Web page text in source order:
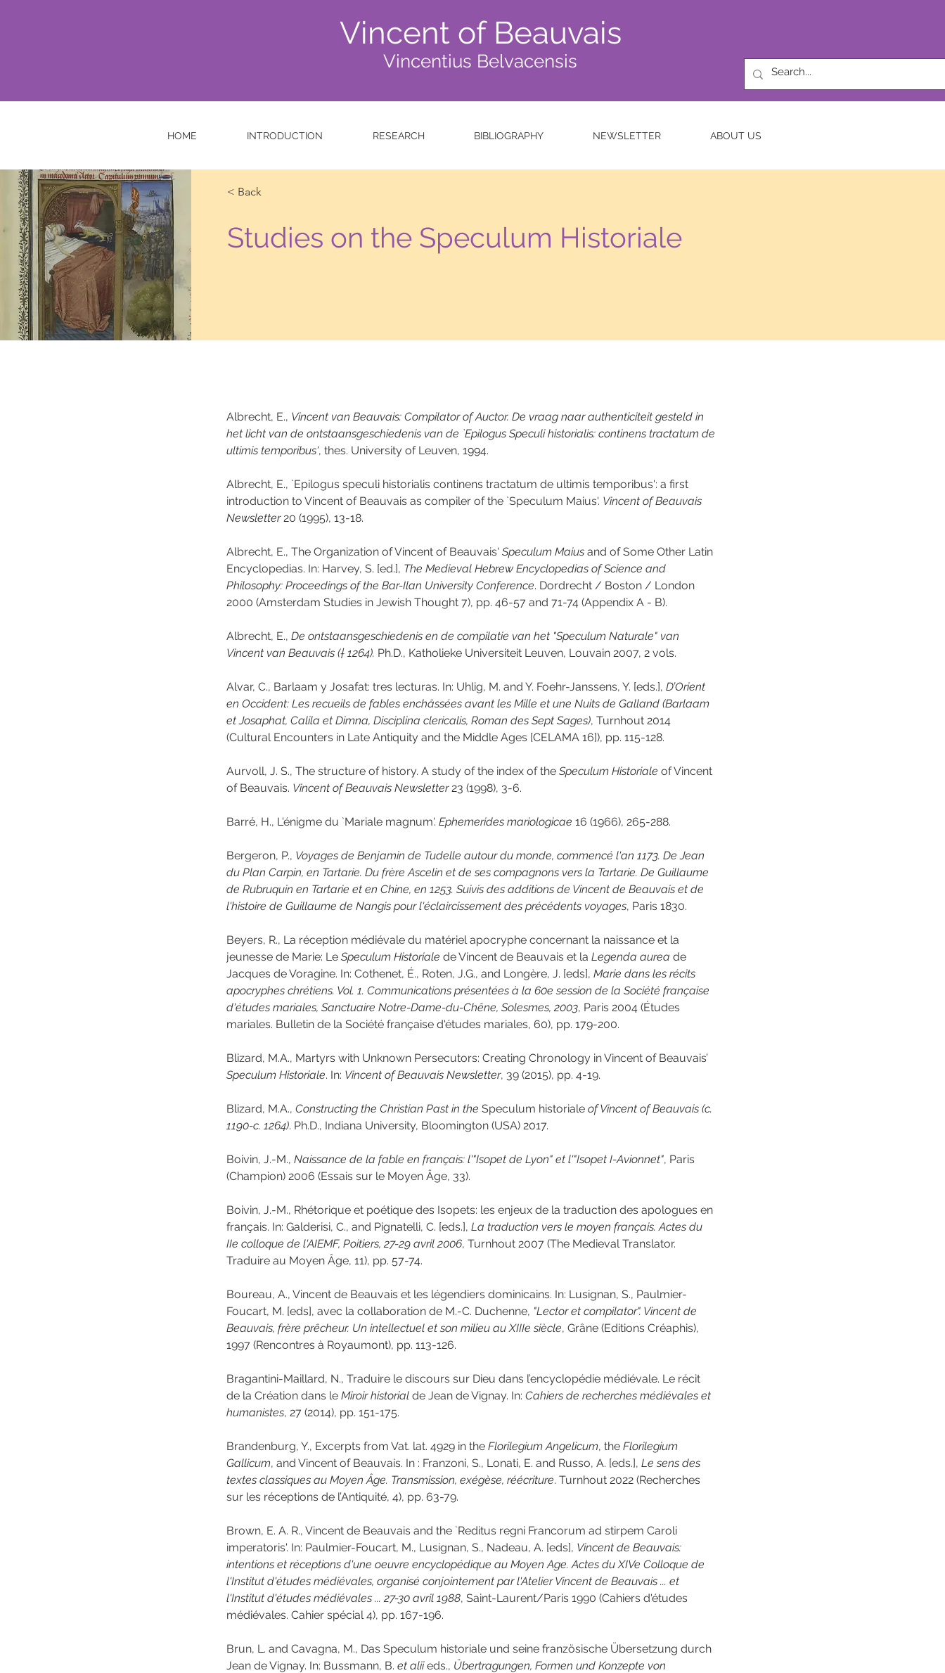
Vincent of Beauvais
Vincentius Belvacensis
HOME INTRODUCTION RESEARCH BIBLIOGRAPHY NEWSLETTER ABOUT US
< Back
Studies on the Speculum Historiale
Albrecht, E., Vincent van Beauvais: Compilator of Auctor. De vraag naar authenticiteit gesteld in
het licht van de ontstaansgeschiedenis van de `Epilogus Speculi historialis: continens tractatum de
ultimis temporibus', thes. University of Leuven, 1994.
Albrecht, E., `Epilogus speculi historialis continens tractatum de ultimis temporibus': a first
introduction to Vincent of Beauvais as compiler of the `Speculum Maius'. Vincent of Beauvais
Newsletter 20 (1995), 13-18.
Albrecht, E., The Organization of Vincent of Beauvais' Speculum Maius and of Some Other Latin
Encyclopedias. In: Harvey, S. [ed.], The Medieval Hebrew Encyclopedias of Science and
Philosophy: Proceedings of the Bar-Ilan University Conference. Dordrecht / Boston / London
2000 (Amsterdam Studies in Jewish Thought 7), pp. 46-57 and 71-74 (Appendix A - B).
Albrecht, E., De ontstaansgeschiedenis en de compilatie van het "Speculum Naturale" van
Vincent van Beauvais († 1264). Ph.D., Katholieke Universiteit Leuven, Louvain 2007, 2 vols.
Alvar, C., Barlaam y Josafat: tres lecturas. In: Uhlig, M. and Y. Foehr-Janssens, Y. [eds.], D’Orient
en Occident: Les recueils de fables enchâssées avant les Mille et une Nuits de Galland (Barlaam
et Josaphat, Calila et Dimna, Disciplina clericalis, Roman des Sept Sages), Turnhout 2014
(Cultural Encounters in Late Antiquity and the Middle Ages [CELAMA 16]), pp. 115-128.
Aurvoll, J. S., The structure of history. A study of the index of the Speculum Historiale of Vincent
of Beauvais. Vincent of Beauvais Newsletter 23 (1998), 3-6.
Barré, H., L'énigme du `Mariale magnum'. Ephemerides mariologicae 16 (1966), 265-288.
Bergeron, P., Voyages de Benjamin de Tudelle autour du monde, commencé l'an 1173. De Jean
du Plan Carpin, en Tartarie. Du frère Ascelin et de ses compagnons vers la Tartarie. De Guillaume
de Rubruquin en Tartarie et en Chine, en 1253. Suivis des additions de Vincent de Beauvais et de
l'histoire de Guillaume de Nangis pour l'éclaircissement des précédents voyages, Paris 1830.
Beyers, R., La réception médiévale du matériel apocryphe concernant la naissance et la
jeunesse de Marie: Le Speculum Historiale de Vincent de Beauvais et la Legenda aurea de
Jacques de Voragine. In: Cothenet, É., Roten, J.G., and Longère, J. [eds], Marie dans les récits
apocryphes chrétiens. Vol. 1. Communications présentées à la 60e session de la Société française
d'études mariales, Sanctuaire Notre-Dame-du-Chêne, Solesmes, 2003, Paris 2004 (Études
mariales. Bulletin de la Société française d'études mariales, 60), pp. 179-200.
Blizard, M.A., Martyrs with Unknown Persecutors: Creating Chronology in Vincent of Beauvais’
Speculum Historiale. In: Vincent of Beauvais Newsletter, 39 (2015), pp. 4-19.
Blizard, M.A., Constructing the Christian Past in the Speculum historiale of Vincent of Beauvais (c.
1190-c. 1264). Ph.D., Indiana University, Bloomington (USA) 2017.
Boivin, J.-M., Naissance de la fable en français: l'"Isopet de Lyon" et l'"Isopet I-Avionnet", Paris
(Champion) 2006 (Essais sur le Moyen Âge, 33).
Boivin, J.-M., Rhétorique et poétique des Isopets: les enjeux de la traduction des apologues en
français. In: Galderisi, C., and Pignatelli, C. [eds.], La traduction vers le moyen français. Actes du
IIe colloque de l'AIEMF, Poitiers, 27-29 avril 2006, Turnhout 2007 (The Medieval Translator.
Traduire au Moyen Âge, 11), pp. 57-74.
Boureau, A., Vincent de Beauvais et les légendiers dominicains. In: Lusignan, S., Paulmier-
Foucart, M. [eds], avec la collaboration de M.-C. Duchenne, "Lector et compilator". Vincent de
Beauvais, frère prêcheur. Un intellectuel et son milieu au XIIIe siècle, Grâne (Editions Créaphis),
1997 (Rencontres à Royaumont), pp. 113-126.
Bragantini-Maillard, N., Traduire le discours sur Dieu dans l’encyclopédie médiévale. Le récit
de la Création dans le Miroir historial de Jean de Vignay. In: Cahiers de recherches médiévales et
humanistes, 27 (2014), pp. 151-175.
Brandenburg, Y., Excerpts from Vat. lat. 4929 in the Florilegium Angelicum, the Florilegium
Gallicum, and Vincent of Beauvais. In : Franzoni, S., Lonati, E. and Russo, A. [eds.], Le sens des
textes classiques au Moyen Âge. Transmission, exégèse, réécriture. Turnhout 2022 (Recherches
sur les réceptions de l’Antiquité, 4), pp. 63-79.
Brown, E. A. R., Vincent de Beauvais and the `Reditus regni Francorum ad stirpem Caroli
imperatoris'. In: Paulmier-Foucart, M., Lusignan, S., Nadeau, A. [eds], Vincent de Beauvais:
intentions et réceptions d'une oeuvre encyclopédique au Moyen Age. Actes du XIVe Colloque de
l'Institut d'études médiévales, organisé conjointement par l'Atelier Vincent de Beauvais ... et
l'Institut d'études médiévales ... 27-30 avril 1988, Saint-Laurent/Paris 1990 (Cahiers d'études
médiévales. Cahier spécial 4), pp. 167-196.
Brun, L. and Cavagna, M., Das Speculum historiale und seine französische Übersetzung durch
Jean de Vignay. In: Bussmann, B. et alii eds., Übertragungen, Formen und Konzepte von